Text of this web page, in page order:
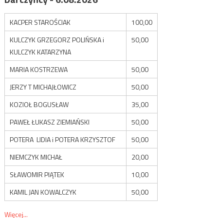
KACPER STAROŚCIAK
100,00
KULCZYK GRZEGORZ POLIŃSKA i
KULCZYK KATARZYNA
50,00
MARIA KOSTRZEWA
50,00
JERZY T MICHAJŁOWICZ
50,00
KOZIOŁ BOGUSŁAW
35,00
PAWEŁ ŁUKASZ ZIEMIAŃSKI
50,00
POTERA LIDIA i POTERA KRZYSZTOF
50,00
NIEMCZYK MICHAŁ
20,00
SŁAWOMIR PIĄTEK
10,00
KAMIL JAN KOWALCZYK
50,00
Więcej...